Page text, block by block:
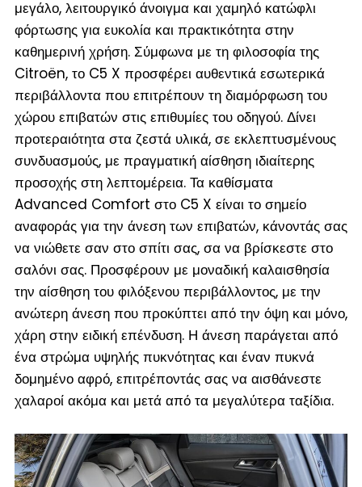
μεγάλο, λειτουργικό άνοιγμα και χαμηλό κατώφλι
φόρτωσης για ευκολία και πρακτικότητα στην
καθημερινή χρήση. Σύμφωνα με τη φιλοσοφία της
Citroën, το C5 X προσφέρει αυθεντικά εσωτερικά
περιβάλλοντα που επιτρέπουν τη διαμόρφωση του
χώρου επιβατών στις επιθυμίες του οδηγού. Δίνει
προτεραιότητα στα ζεστά υλικά, σε εκλεπτυσμένους
συνδυασμούς, με πραγματική αίσθηση ιδιαίτερης
προσοχής στη λεπτομέρεια. Τα καθίσματα
Advanced Comfort στο C5 X είναι το σημείο
αναφοράς για την άνεση των επιβατών, κάνοντάς σας
να νιώθετε σαν στο σπίτι σας, σα να βρίσκεστε στο
σαλόνι σας. Προσφέρουν με μοναδική καλαισθησία
την αίσθηση του φιλόξενου περιβάλλοντος, με την
ανώτερη άνεση που προκύπτει από την όψη και μόνο,
χάρη στην ειδική επένδυση. Η άνεση παράγεται από
ένα στρώμα υψηλής πυκνότητας και έναν πυκνά
δομημένο αφρό, επιτρέποντάς σας να αισθάνεστε
χαλαροί ακόμα και μετά από τα μεγαλύτερα ταξίδια.